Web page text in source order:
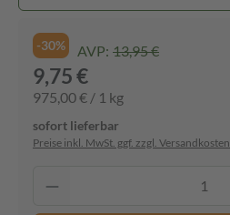
-30% AVP: 13,95 €
9,75 €
975,00 € / 1 kg
sofort lieferbar
Preise inkl. MwSt. ggf. zzgl. Versandkosten